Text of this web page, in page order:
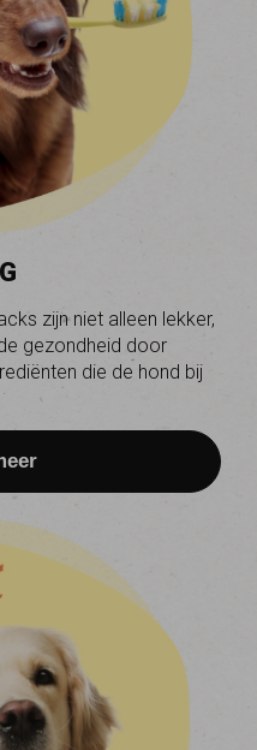
zijn niet alleen lekker,
gezondheid door
die de hond bij